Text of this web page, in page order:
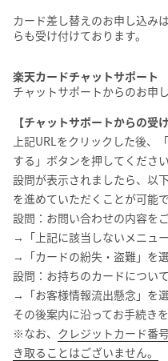
カード差し替えのお申し込み
らも受け付けております。
楽天カードチャットサポート
チャットサポートからのお申
【チャットサポートからの受
上記URLをクリックした後、
する」ボタンを押してください
設問が表示されましたら、以
を進めていただくことが可能で
設問：お問い合わせの内容を
→「上記に該当しないメニュ
→「カードの紛失・盗難」を
設問：お持ちのカードについ
→「お客様情報流出懸念」を
その後案内に沿ってお手続き
※なお、 クレジットカード番
き取ることはございません。